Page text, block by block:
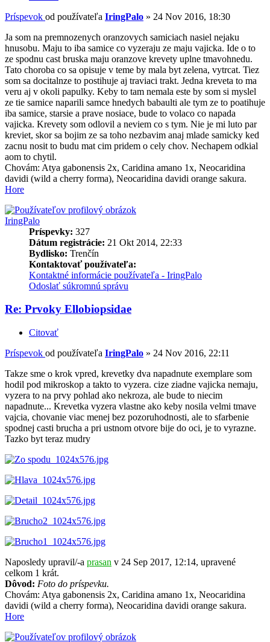
Príspevok od používateľa IringPalo » 24 Nov 2016, 18:30
Ja som na premnozenych oranzovych samiciach nasiel nejaku
hnusobu. Maju to iba samice co vyzeraju ze maju vajicka. Ide o to
ze spodnu cast bruska maju oranzove krevety uplne tmavohnedu.
Tato choroba co sa opisuje v teme by mala byt zelena, vytrcat. Tiez
som sa docitalnze to postihuje aj traviaci trakt. Jedna kreveta to ma
veru aj v okoli papulky. Keby to tam nemala este by som si myslel
ze tie samice naparili samce hnedych babaulti ale tym ze to poatihuje
iba samice, starsie a prave nosiace, bude to volaco co napada
vajicka. Krevety som odlovil a neviem co s tym. Nie je mi luto par
kreviet, skor sa bojim ze sa toho nezbavim anaj mlade samicky ked
zacnu nosit to budu mat cim pridem o cely chov. Nechapem odkial
aom to chytil.
Chovám: Atya gabonensis 2x, Caridina amano 1x, Neocaridina
davidi (wild a cherry forma), Neocaridina davidi orange sakura.
Hore
IringPalo
Príspevky: 327
Dátum registrácie: 21 Okt 2014, 22:33
Bydlisko: Trenčín
Kontaktovať používateľa:
Kontaktné informácie používateľa - IringPalo
Odoslať súkromnú správu
Re: Prvoky Ellobiopsidae
Citovať
Príspevok od používateľa IringPalo » 24 Nov 2016, 22:11
Takze sme o krok vpred, krevetky dva napadnute exemplare som
hodil pod mikroskop a takto to vyzera. cize ziadne vajicka nemaju,
vyzera to na prvy pohlad ako nekroza, ale bude to niecim
napadnute... Krevetka vyzera vlastne ako keby nosila velmi tmave
vajcia, chovanie viac menej bez pozoruhodnosti, ale to sfarbenie
spodnej casti brucha a pri ustnom otvore bije do oci, je to vyrazne.
Tazko byt teraz mudry
Naposledy upravil/-a prasan v 24 Sep 2017, 12:14, upravené
celkom 1 krát.
Dôvod: Foto do príspevku.
Chovám: Atya gabonensis 2x, Caridina amano 1x, Neocaridina
davidi (wild a cherry forma), Neocaridina davidi orange sakura.
Hore